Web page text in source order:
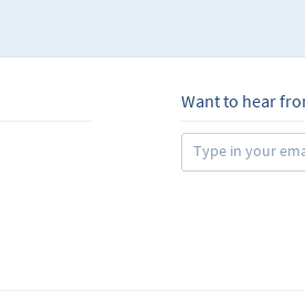
Want to hear